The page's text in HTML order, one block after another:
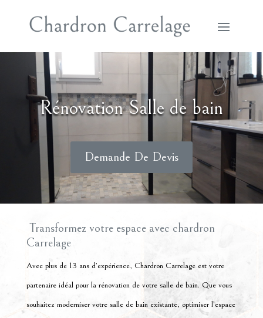
Rénovation Salle de bain
Demande De Devis
Transformez votre espace avec chardron
Carrelage
Avec plus de 13 ans d’expérience, Chardron Carrelage est votre
partenaire idéal pour la rénovation de votre salle de bain. Que vous
souhaitez moderniser votre salle de bain existante, optimiser l’espace